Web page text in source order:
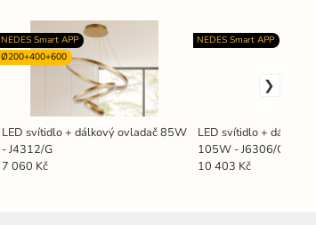
LED svítidlo + dálkový ovladač 85W
- J4312/G
NEDES Smart APP
Ø200+400+600
7 060 Kč
LED svítidlo + dálkový
105W - J6306/C
NEDES Smart APP
10 403 Kč